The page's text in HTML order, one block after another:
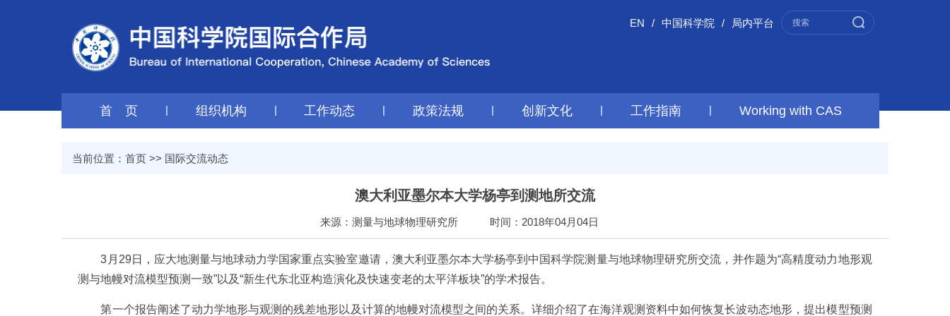
局内平台
/
中国科学院
/
EN
首 页 | 组织机构 | 工作动态 | 政策法规 | 创新文化 | 工作指南 | Working with CAS
当前位置： 首页 >> 国际交流动态
澳大利亚墨尔本大学杨亭到测地所交流
来源：测量与地球物理研究所 时间：2018年04月04日
3 月 29 日，应大地测量与地球动力学国家重点实验室邀请，澳大利亚墨尔本大学杨亭到中国科学院测量与地球物理研究所交流，并作题为“高精度动力地形观
测与地幔对流模型预测一致”以及“新生代东北亚构造演化及快速变老的太平洋板块”的学术报告。
第一个报告阐述了动力学地形与观测的残差地形以及计算的地幔对流模型之间的关系。详细介绍了在海洋观测资料中如何恢复长波动态地形，提出模型预测